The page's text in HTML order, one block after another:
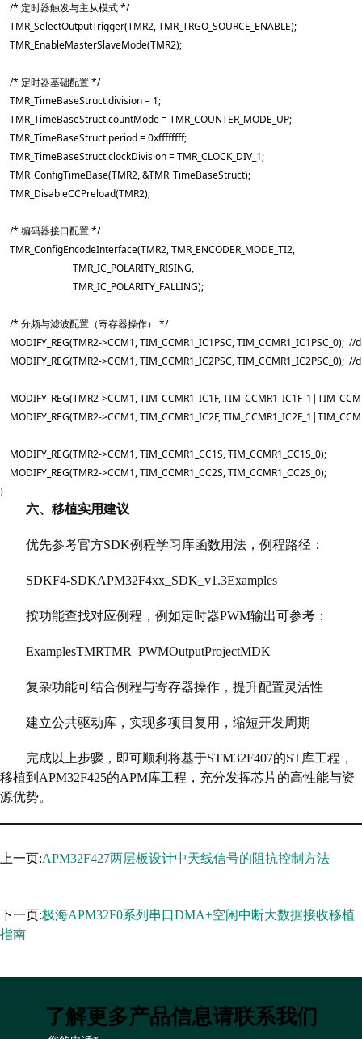
    /* 定时器触发与主从模式 */
    TMR_SelectOutputTrigger(TMR2, TMR_TRGO_SOURCE_ENABLE);
    TMR_EnableMasterSlaveMode(TMR2);
    /* 定时器基础配置 */
    TMR_TimeBaseStruct.division = 1;
    TMR_TimeBaseStruct.countMode = TMR_COUNTER_MODE_UP;
    TMR_TimeBaseStruct.period = 0xffffffff;
    TMR_TimeBaseStruct.clockDivision = TMR_CLOCK_DIV_1;
    TMR_ConfigTimeBase(TMR2, &TMR_TimeBaseStruct);
    TMR_DisableCCPreload(TMR2);
    /* 编码器接口配置 */
    TMR_ConfigEncodeInterface(TMR2, TMR_ENCODER_MODE_TI2,
                              TMR_IC_POLARITY_RISING,
                              TMR_IC_POLARITY_FALLING);
    /* 分频与滤波配置（寄存器操作） */
MODIFY_REG(TMR2->CCM1, TIM_CCMR1_IC1PSC, TIM_CCMR1_IC1PSC_0);  //
MODIFY_REG(TMR2->CCM1, TIM_CCMR1_IC2PSC, TIM_CCMR1_IC2PSC_0);  //
MODIFY_REG(TMR2->CCM1, TIM_CCMR1_IC1F,
MODIFY_REG(TMR2->CCM1, TIM_CCMR1_IC2F,
    MODIFY_REG(TMR2->CCM1, TIM_CCMR1_CC1S, TIM_CCMR1_CC1S_0);
    MODIFY_REG(TMR2->CCM1, TIM_CCMR1_CC2S, TIM_CCMR1_CC2S_0);
}
六、移植实用建议
优先参考官方SDK例程学习库函数用法，例程路径：
SDKF4-SDKAPM32F4xx_SDK_v1.3Examples
按功能查找对应例程，例如定时器PWM输出可参考：
ExamplesTMRTMR_PWMOutputProjectMDK
复杂功能可结合例程与寄存器操作，提升配置灵活性
建立公共驱动库，实现多项目复用，缩短开发周期
完成以上步骤，即可顺利将基于STM32F407的ST库工程，
移植到APM32F425的APM库工程，充分发挥芯片的高性能与资
源优势。
上一页:APM32F427两层板设计中天线信号的阻抗控制方法
下一页:极海APM32F0系列串口DMA+空闲中断大数据接收移植
指南
了解更多产品信息请联系我们